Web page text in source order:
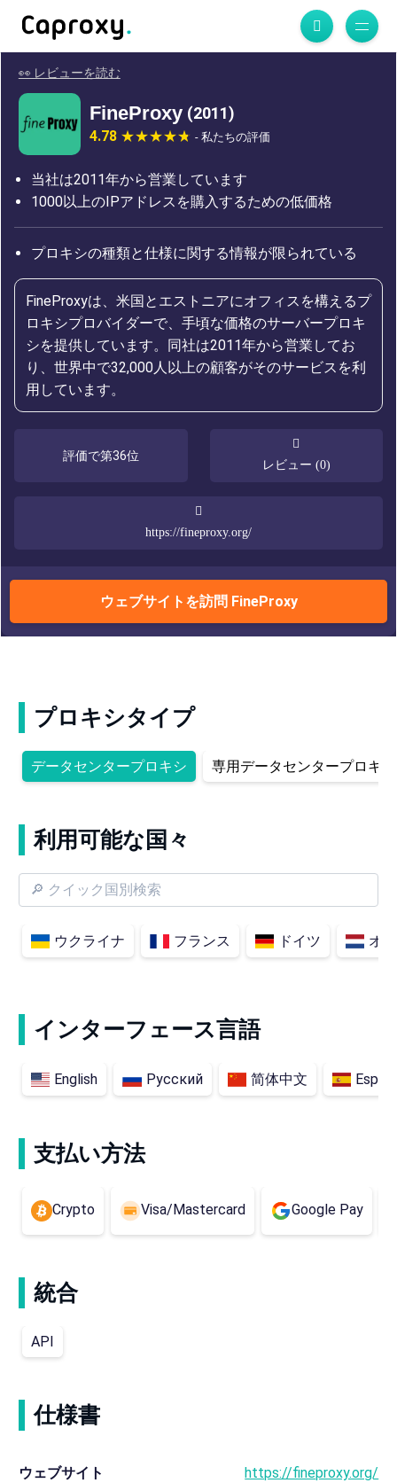
👀 レビューを読む
FineProxy (2011)
4.78 - 私たちの評価
当社は2011年から営業しています
1000以上のIPアドレスを購入するための低価格
プロキシの種類と仕様に関する情報が限られている
FineProxyは、米国とエストニアにオフィスを構えるプ
ロキシプロバイダーで、手頃な価格のサーバープロキ
シを提供しています。同社は2011年から営業してお
り、世界中で32,000人以上の顧客がそのサービスを利
用しています。
評価で第36位
レビュー (0)
https://fineproxy.org/
ウェブサイトを訪問 FineProxy
プロキシタイプ
データセンタープロキシ 専用データセンタープロキシ
利用可能な国々
ウクライナ フランス ドイツ オ
インターフェース言語
English Русский 简体中文
支払い方法
Crypto Visa/Mastercard Google Pay
統合
API
仕様書
ウェブサイト https://fineproxy.org/